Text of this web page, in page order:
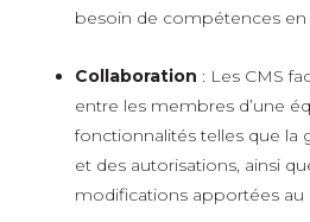
besoin de compétences
Collaboration : Les CMS
entre les membres d’une
fonctionnalités telles que la
et des autorisations, ainsi
modifications apportées au